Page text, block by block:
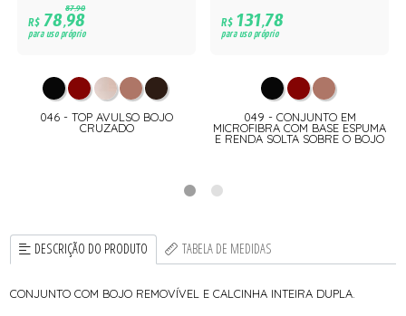
87,90
R$78,98
para uso próprio
046 - TOP AVULSO BOJO
CRUZADO
R$131,78
para uso próprio
049 - CONJUNTO EM
MICROFIBRA COM BASE ESPUMA
E RENDA SOLTA SOBRE O BOJO
DESCRIÇÃO DO PRODUTO TABELA DE MEDIDAS
CONJUNTO COM BOJO REMOVÍVEL E CALCINHA INTEIRA DUPLA.